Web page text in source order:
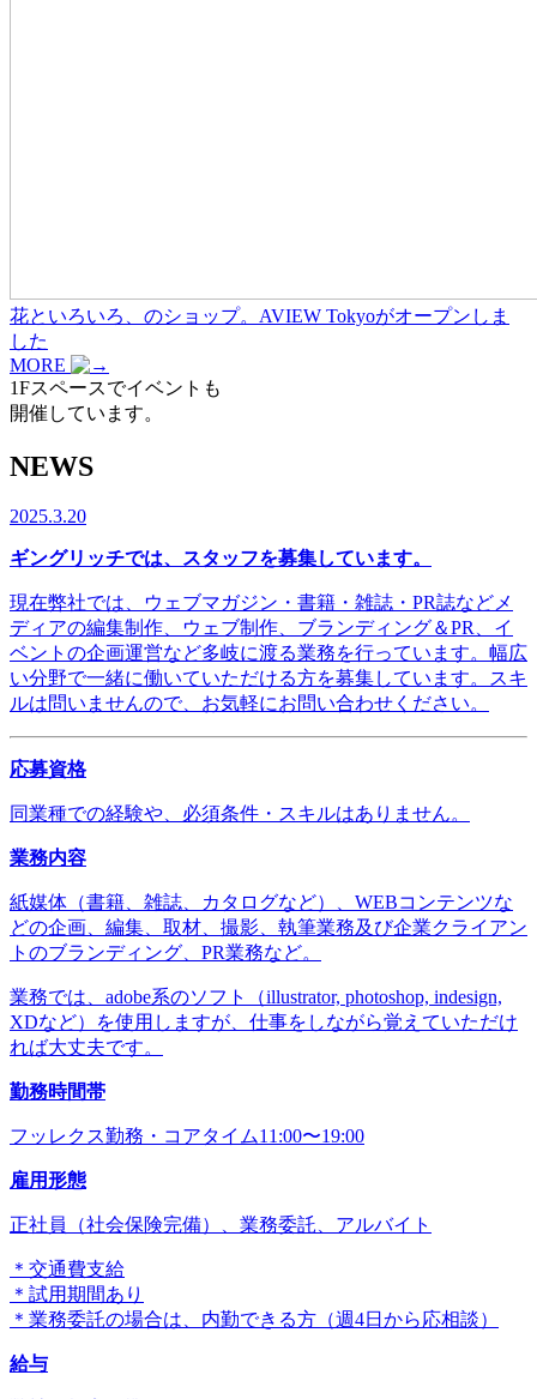
花といろいろ、のショップ。AVIEW Tokyoがオープンしま
した
MORE
1Fスペースでイベントも
開催しています。
NEWS
2025.3.20
ギングリッチでは、スタッフを募集しています。
現在弊社では、ウェブマガジン・書籍・雑誌・PR誌などメ
ディアの編集制作、ウェブ制作、ブランディング＆PR、イ
ベントの企画運営など多岐に渡る業務を行っています。幅広
い分野で一緒に働いていただける方を募集しています。スキ
ルは問いませんので、お気軽にお問い合わせください。
応募資格
同業種での経験や、必須条件・スキルはありません。
業務内容
紙媒体（書籍、雑誌、カタログなど）、WEBコンテンツな
どの企画、編集、取材、撮影、執筆業務及び企業クライアン
トのブランディング、PR業務など。
業務では、adobe系のソフト（illustrator, photoshop, indesign,
XDなど）を使用しますが、仕事をしながら覚えていただけ
れば大丈夫です。
勤務時間帯
フッレクス勤務・コアタイム11:00〜19:00
雇用形態
正社員（社会保険完備）、業務委託、アルバイト
＊交通費支給
＊試用期間あり
＊業務委託の場合は、内勤できる方（週4日から応相談）
給与